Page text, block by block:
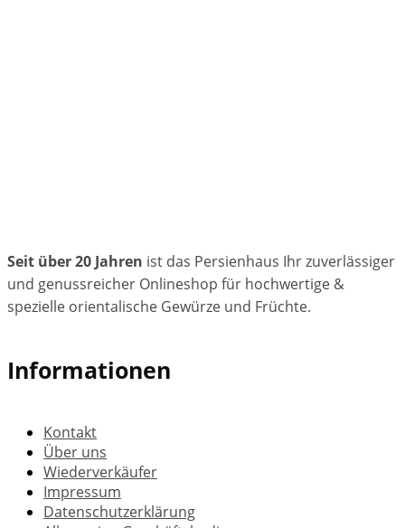
Seit über 20 Jahren ist das Persienhaus Ihr zuverlässiger
und genussreicher Onlineshop für hochwertige &
spezielle orientalische Gewürze und Früchte.
Informationen
Kontakt
Über uns
Wiederverkäufer
Impressum
Datenschutzerklärung